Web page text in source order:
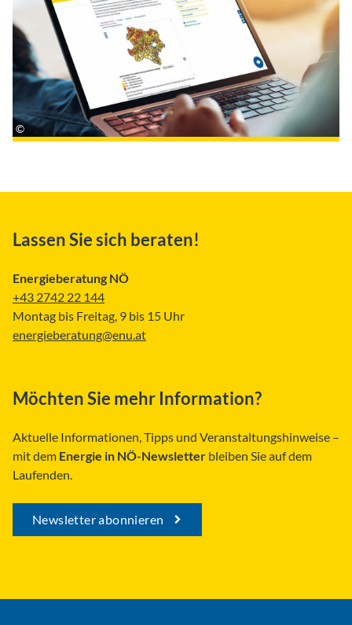
Lassen Sie sich beraten!
Energieberatung NÖ
+43 2742 22 144
Montag bis Freitag, 9 bis 15 Uhr
energieberatung@enu.at
Möchten Sie mehr Information?
Aktuelle Informationen, Tipps und Veranstaltungshinweise –
mit dem Energie in NÖ-Newsletter bleiben Sie auf dem
Laufenden.
Newsletter abonnieren